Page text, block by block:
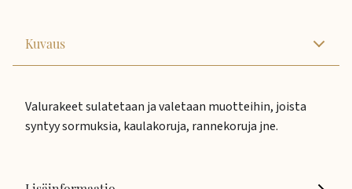
Kuvaus
Valurakeet sulatetaan ja valetaan muotteihin, joista
syntyy sormuksia, kaulakoruja, rannekoruja jne.